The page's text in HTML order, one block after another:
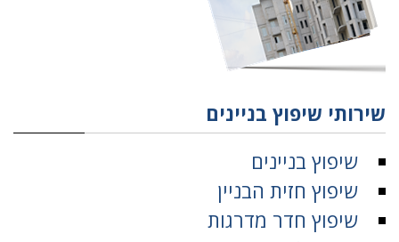
שירותי שיפוץ בניינים
שיפוץ בניינים
שיפוץ חזית הבניין
שיפוץ חדר מדרגות